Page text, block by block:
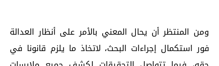
ومن المنتظر أن يحال المعني بالأمر على أنظار العدالة
فور استكمال إجراءات البحث، لاتخاذ ما يلزم قانونا في